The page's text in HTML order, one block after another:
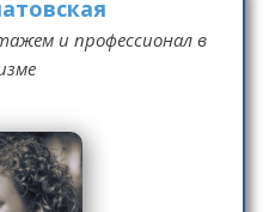
и профессионал в